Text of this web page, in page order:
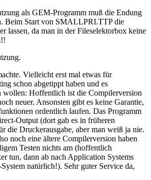
als GEM-Programm muß die Endung
Beim Start von SMALLPRI.TTP die
lassen, da man in der Fileselektorbox keine
Vielleicht erst mal etwas für
schon abgetippt haben und es
wollen: Hoffentlich ist die Compilerversion
neuer. Ansonsten gibt es keine Garantie,
ordentlich laufen. Das Programm
Output (dort gab es in früheren
die Druckerausgabe, aber man weiß ja nie.
noch eine ältere Compilerversion haben
Testen nichts am (hoffentlich
tun, dann ab nach Application Systems
natürlich!). Sehr guter Service da,